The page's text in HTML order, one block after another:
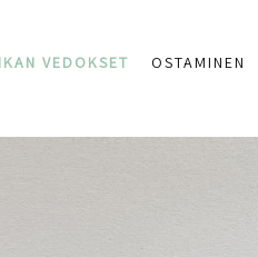
VEDOKSET OSTAMINEN